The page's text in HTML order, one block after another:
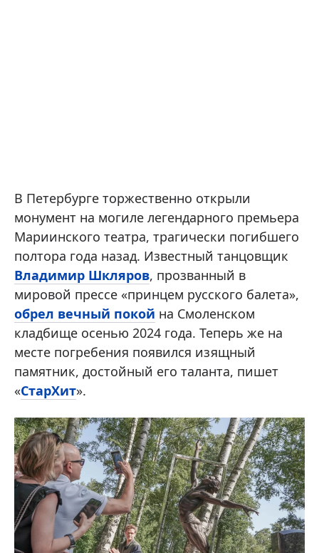
В Петербурге торжественно открыли
монумент на могиле легендарного премьера
Мариинского театра, трагически погибшего
полтора года назад. Известный танцовщик
Владимир Шкляров, прозванный в
мировой прессе «принцем русского балета»,
обрел вечный покой на Смоленском
кладбище осенью 2024 года. Теперь же на
месте погребения появился изящный
памятник, достойный его таланта, пишет
«СтарХит».